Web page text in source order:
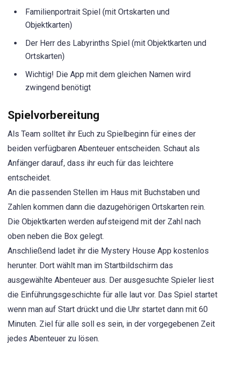
Familienportrait Spiel (mit Ortskarten und
Objektkarten)
Der Herr des Labyrinths Spiel (mit Objektkarten und
Ortskarten)
Wichtig! Die App mit dem gleichen Namen wird
zwingend benötigt
Spielvorbereitung
Als Team solltet ihr Euch zu Spielbeginn für eines der
beiden verfügbaren Abenteuer entscheiden. Schaut als
Anfänger darauf, dass ihr euch für das leichtere
entscheidet.
An die passenden Stellen im Haus mit Buchstaben und
Zahlen kommen dann die dazugehörigen Ortskarten rein.
Die Objektkarten werden aufsteigend mit der Zahl nach
oben neben die Box gelegt.
Anschließend ladet ihr die Mystery House App kostenlos
herunter. Dort wählt man im Startbildschirm das
ausgewählte Abenteuer aus. Der ausgesuchte Spieler liest
die Einführungsgeschichte für alle laut vor. Das Spiel startet
wenn man auf Start drückt und die Uhr startet dann mit 60
Minuten. Ziel für alle soll es sein, in der vorgegebenen Zeit
jedes Abenteuer zu lösen.